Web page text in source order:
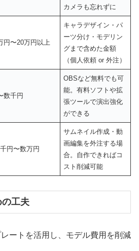
カメラも忘れずに
円〜20万円以上
キャラデザイン・パ
ーツ分け・モデリン
グまで含めた金額
（個人依頼 or 外注）
数千円
OBSなど無料でも可
能。有料ソフトや拡
張ツールで演出強化
ができる
円〜数万円
サムネイル作成・動
画編集を外注する場
合。自作できればコ
スト削減可能
工夫
ートを活用し、モデル費用を削減